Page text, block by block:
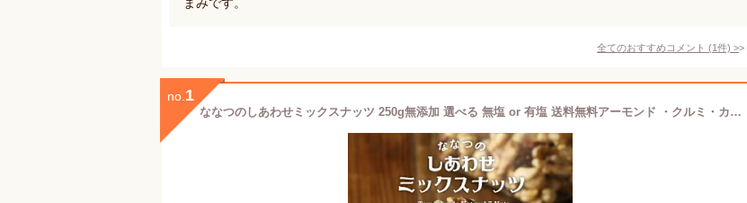
全てのおすすめコメント (1件) >
no. 1
ななつのしあわせミックスナッツ 250g無添加 選べる 無塩 or 有塩 送料無料アーモンド ・クルミ・カシューナッツ・マカデミア・ピスタチオ・ピーカンナッツなど7種類が楽しめる贅沢ナッツ。お買い物マラソン